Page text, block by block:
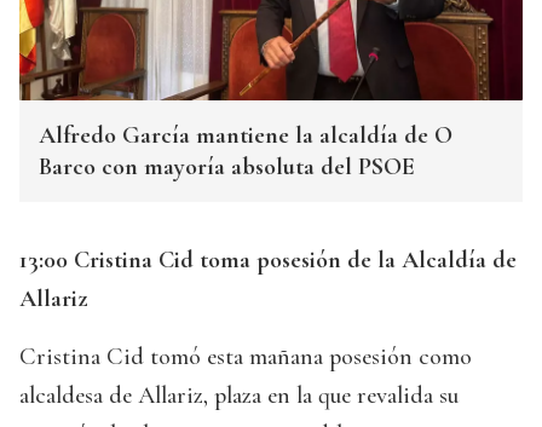
Alfredo García mantiene la alcaldía de O
Barco con mayoría absoluta del PSOE
13:00 Cristina Cid toma posesión de la Alcaldía de
Allariz
Cristina Cid tomó esta mañana posesión como
alcaldesa de Allariz, plaza en la que revalida su